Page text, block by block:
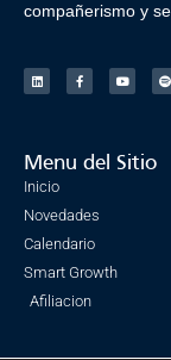
compañerismo y
Menu del Sitio
Inicio
Novedades
Calendario
Smart Growth
Afiliacion